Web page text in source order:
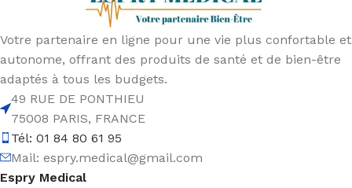
Votre partenaire en ligne pour une vie plus confortable et
autonome, offrant des produits de santé et de bien-être
adaptés à tous les budgets.
49 RUE DE PONTHIEU
75008 PARIS, FRANCE
Tél: 01 84 80 61 95
Mail: espry.medical@gmail.com
Espry Medical